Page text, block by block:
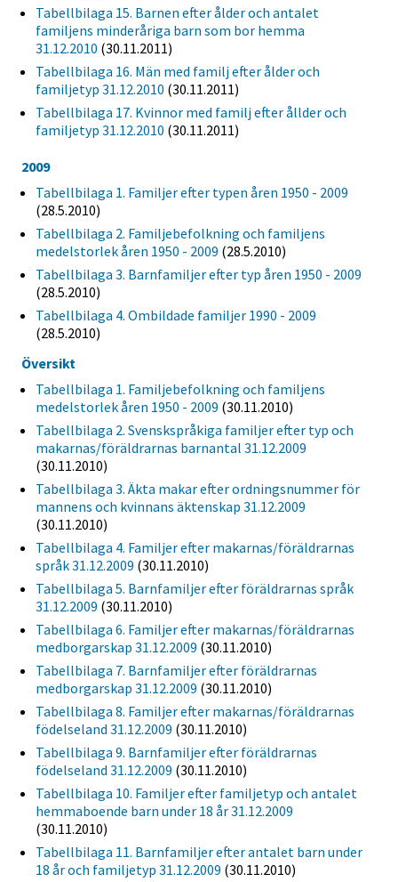
Tabellbilaga 15. Barnen efter ålder och antalet
familjens minderåriga barn som bor hemma
31.12.2010 (30.11.2011)
Tabellbilaga 16. Män med familj efter ålder och
familjetyp 31.12.2010 (30.11.2011)
Tabellbilaga 17. Kvinnor med familj efter ållder och
familjetyp 31.12.2010 (30.11.2011)
2009
Tabellbilaga 1. Familjer efter typen åren 1950 - 2009
(28.5.2010)
Tabellbilaga 2. Familjebefolkning och familjens
medelstorlek åren 1950 - 2009 (28.5.2010)
Tabellbilaga 3. Barnfamiljer efter typ åren 1950 - 2009
(28.5.2010)
Tabellbilaga 4. Ombildade familjer 1990 - 2009
(28.5.2010)
Översikt
Tabellbilaga 1. Familjebefolkning och familjens
medelstorlek åren 1950 - 2009 (30.11.2010)
Tabellbilaga 2. Svenskspråkiga familjer efter typ och
makarnas/föräldrarnas barnantal 31.12.2009
(30.11.2010)
Tabellbilaga 3. Äkta makar efter ordningsnummer för
mannens och kvinnans äktenskap 31.12.2009
(30.11.2010)
Tabellbilaga 4. Familjer efter makarnas/föräldrarnas
språk 31.12.2009 (30.11.2010)
Tabellbilaga 5. Barnfamiljer efter föräldrarnas språk
31.12.2009 (30.11.2010)
Tabellbilaga 6. Familjer efter makarnas/föräldrarnas
medborgarskap 31.12.2009 (30.11.2010)
Tabellbilaga 7. Barnfamiljer efter föräldrarnas
medborgarskap 31.12.2009 (30.11.2010)
Tabellbilaga 8. Familjer efter makarnas/föräldrarnas
födelseland 31.12.2009 (30.11.2010)
Tabellbilaga 9. Barnfamiljer efter föräldrarnas
födelseland 31.12.2009 (30.11.2010)
Tabellbilaga 10. Familjer efter familjetyp och antalet
hemmaboende barn under 18 år 31.12.2009
(30.11.2010)
Tabellbilaga 11. Barnfamiljer efter antalet barn under
18 år och familjetyp 31.12.2009 (30.11.2010)